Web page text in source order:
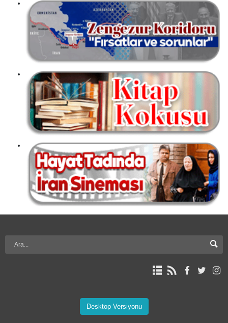
Desktop Versiyonu